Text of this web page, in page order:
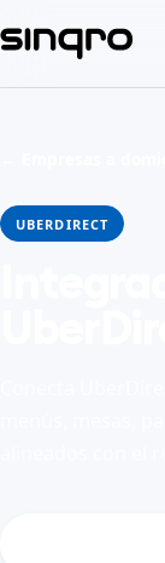
UBERDIRECT